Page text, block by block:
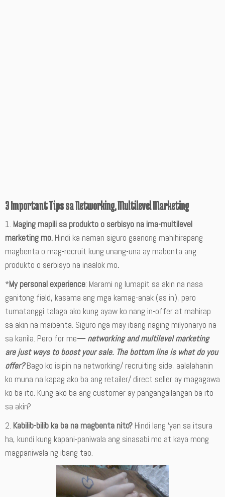
3 Important Tips sa Networking, Multilevel Marketing
1. Maging mapili sa produkto o serbisyo na ima-multilevel
marketing mo. Hindi ka naman siguro gaanong mahihirapang
magbenta o mag-recruit kung unang-una ay mabenta ang
produkto o serbisyo na inaalok mo.
*My personal experience: Marami ng lumapit sa akin na nasa
ganitong field, kasama ang mga kamag-anak (as in), pero
tumatanggi talaga ako kung ayaw ko nang in-offer at mahirap
sa akin na maibenta. Siguro nga may ibang naging milyonaryo na
sa kanila. Pero for me—networking and multilevel marketing
are just ways to boost your sale. The bottom line is what do you
offer?Bago ko isipin na networking/ recruiting side, aalalahanin
ko muna na kapag ako ba ang retailer/ direct seller ay magagawa
ko ba ito. Kung ako ba ang customer ay pangangailangan ba ito
sa akin?
2. Kabilib-bilib ka ba na magbenta nito? Hindi lang ‘yan sa itsura
ha, kundi kung kapani-paniwala ang sinasabi mo at kaya mong
magpaniwala ng ibang tao.